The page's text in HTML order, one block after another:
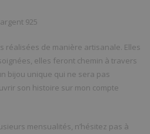
925
réalisées de manière artisanale. Elles
elles feront chemin à travers
bijou unique qui ne sera pas
son histoire sur mon compte
mensualités, n’hésitez pas à